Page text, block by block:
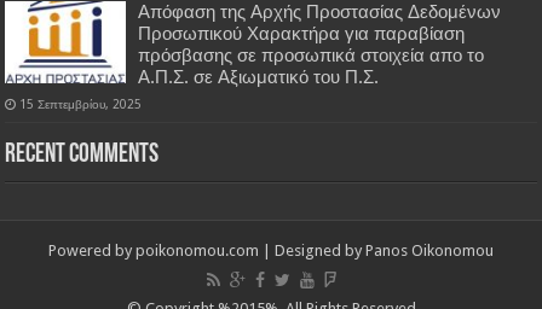
Απόφαση της Αρχής Προστασίας Δεδομένων
Προσωπικού Χαρακτήρα για παραβίαση
πρόσβασης σε προσωπικά στοιχεία απο το
Α.Π.Σ. σε Αξιωματικό του Π.Σ.
15 Σεπτεμβρίου, 2025
Recent Comments
Powered by poikonomou.com | Designed by Panos Oikonomou